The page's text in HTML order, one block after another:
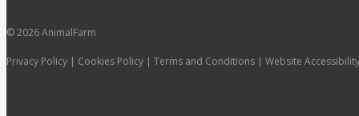
© 2026 AnimalFarm
Privacy Policy | Cookies Policy | Terms and Conditions | Website Accessibility